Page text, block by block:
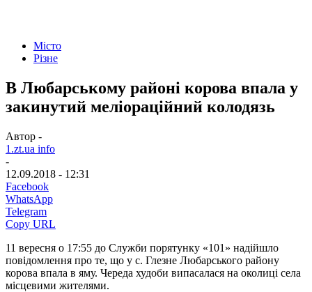
Місто
Різне
В Любарському районі корова впала у
закинутий меліораційний колодязь
Автор -
1.zt.ua info
-
12.09.2018 - 12:31
Facebook
WhatsApp
Telegram
Copy URL
11 вересня о 17:55 до Служби порятунку «101» надійшло
повідомлення про те, що у с. Глезне Любарського району
корова впала в яму. Череда худоби випасалася на околиці села
місцевими жителями.